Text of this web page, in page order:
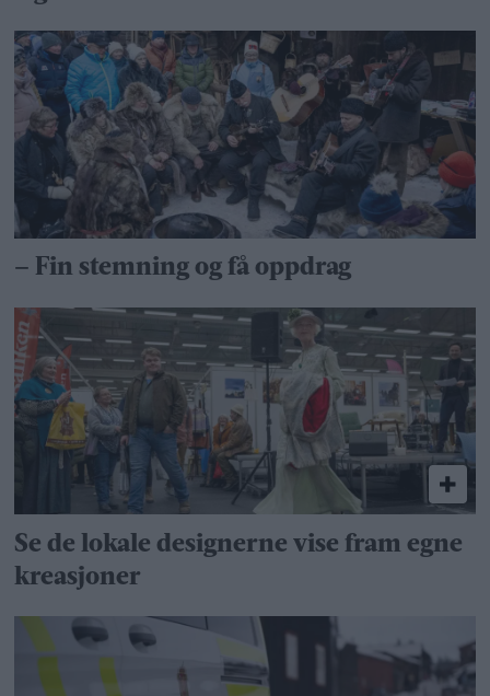
– Fin stemning og få oppdrag
Se de lokale designerne vise fram egne
kreasjoner